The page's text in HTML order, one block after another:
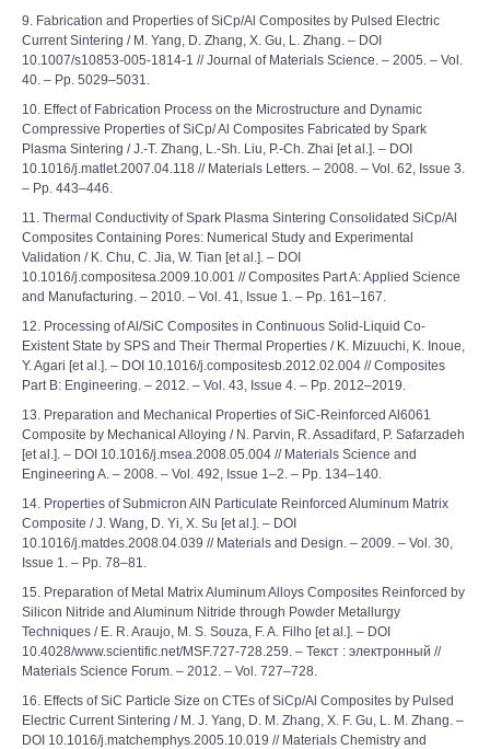
9. Fabrication and Properties of SiCp/Al Composites by Pulsed Electric
Current Sintering / M. Yang, D. Zhang, X. Gu, L. Zhang. – DOI
10.1007/s10853-005-1814-1 // Journal of Materials Science. – 2005. – Vol.
40. – Pp. 5029–5031.
10. Effect of Fabrication Process on the Microstructure and Dynamic
Compressive Properties of SiСp/ Al Composites Fabricated by Spark
Plasma Sintering / J.-T. Zhang, L.-Sh. Liu, P.-Ch. Zhai [et al.]. – DOI
10.1016/j.matlet.2007.04.118 // Materials Letters. – 2008. – Vol. 62, Issue 3.
– Pp. 443–446.
11. Thermal Conductivity of Spark Plasma Sintering Consolidated SiCp/Al
Composites Containing Pores: Numerical Study and Experimental
Validation / K. Chu, C. Jia, W. Tian [et al.]. – DOI
10.1016/j.compositesa.2009.10.001 // Composites Part A: Applied Science
and Manufacturing. – 2010. – Vol. 41, Issue 1. – Pp. 161–167.
12. Processing of Al/SiC Composites in Continuous Solid-Liquid Co-
Existent State by SPS and Their Thermal Properties / K. Mizuuchi, K. Inoue,
Y. Agari [et al.]. – DOI 10.1016/j.compositesb.2012.02.004 // Composites
Part B: Engineering. – 2012. – Vol. 43, Issue 4. – Pp. 2012–2019.
13. Preparation and Mechanical Properties of SiC-Reinforced Al6061
Composite by Mechanical Alloying / N. Parvin, R. Assadifard, P. Safarzadeh
[et al.]. – DOI 10.1016/j.msea.2008.05.004 // Materials Science and
Engineering A. – 2008. – Vol. 492, Issue 1–2. – Pp. 134–140.
14. Properties of Submicron AlN Particulate Reinforced Aluminum Matrix
Composite / J. Wang, D. Yi, X. Su [et al.]. – DOI
10.1016/j.matdes.2008.04.039 // Materials and Design. – 2009. – Vol. 30,
Issue 1. – Pp. 78–81.
15. Preparation of Metal Matrix Aluminum Alloys Composites Reinforced by
Silicon Nitride and Aluminum Nitride through Powder Metallurgy
Techniques / E. R. Araujo, M. S. Souza, F. A. Filho [et al.]. – DOI
10.4028/www.scientific.net/MSF.727-728.259. – Текст : электронный //
Materials Science Forum. – 2012. – Vol. 727–728.
16. Effects of SiC Particle Size on CTEs of SiCp/Al Composites by Pulsed
Electric Current Sintering / M. J. Yang, D. M. Zhang, X. F. Gu, L. M. Zhang. –
DOI 10.1016/j.matchemphys.2005.10.019 // Materials Chemistry and